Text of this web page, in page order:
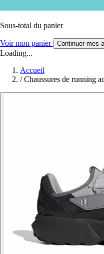
Sous-total du panier
Voir mon panier Continuer mes
Loading...
Accueil
/ Chaussures de running